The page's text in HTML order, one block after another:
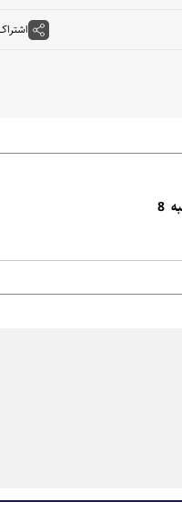
روزنامه‌های ورزشی دوشنبه 8